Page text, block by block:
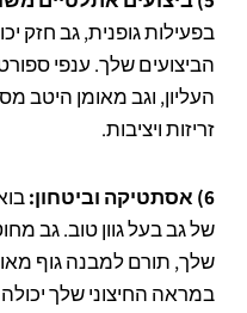
בפעילות גופנית, גב חזק
הביצועים שלך. ענפי
העליון, וגב מאומן היטב
זריזות ויציבות.
6) אסתטיקה וביטחון:
של גב בעל גוון טוב. גב
שלך, תורם למבנה גוף
במראה החיצוני שלך